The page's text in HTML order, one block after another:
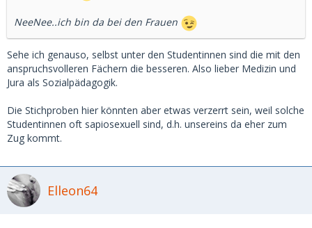
NeeNee..ich bin da bei den Frauen
Sehe ich genauso, selbst unter den Studentinnen sind die mit den
anspruchsvolleren Fächern die besseren. Also lieber Medizin und
Jura als Sozialpädagogik.
Die Stichproben hier könnten aber etwas verzerrt sein, weil solche
Studentinnen oft sapiosexuell sind, d.h. unsereins da eher zum
Zug kommt.
Elleon64